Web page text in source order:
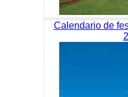
Calendario de